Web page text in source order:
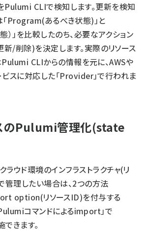
CLIで検知します。更新を検知
Program(あるべき状態)」と
）」を比較したのち、必要なアクション
新/削除)を決定します。実際のリソース
CLIからの情報を元に、AWSや
スに対応した「Provider」で行われま
のPulumi管理化(state
ラウド環境のインフラストラクチャ(リ
管理したい場合は、2つの方法
option(リソースID)を付与する
コマンドによるimport」で
きます。